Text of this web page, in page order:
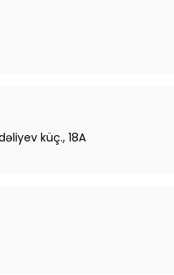
küç., 18A